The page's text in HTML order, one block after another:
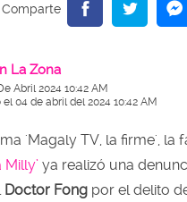
La Zona
Abril 2024 10:42 AM
04 de abril del 2024 10:42 AM
'Magaly TV, la firme', la
Milly’ ya realizó una
Doctor Fong por el delito